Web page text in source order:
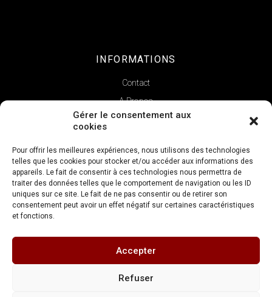
Gérer le consentement aux
cookies
Pour offrir les meilleures expériences, nous utilisons des technologies
telles que les cookies pour stocker et/ou accéder aux informations des
appareils. Le fait de consentir à ces technologies nous permettra de
traiter des données telles que le comportement de navigation ou les ID
uniques sur ce site. Le fait de ne pas consentir ou de retirer son
consentement peut avoir un effet négatif sur certaines caractéristiques
et fonctions.
Accepter
Refuser
INFORMATIONS
Contact
A Propos
RéalisationFDV Conseil